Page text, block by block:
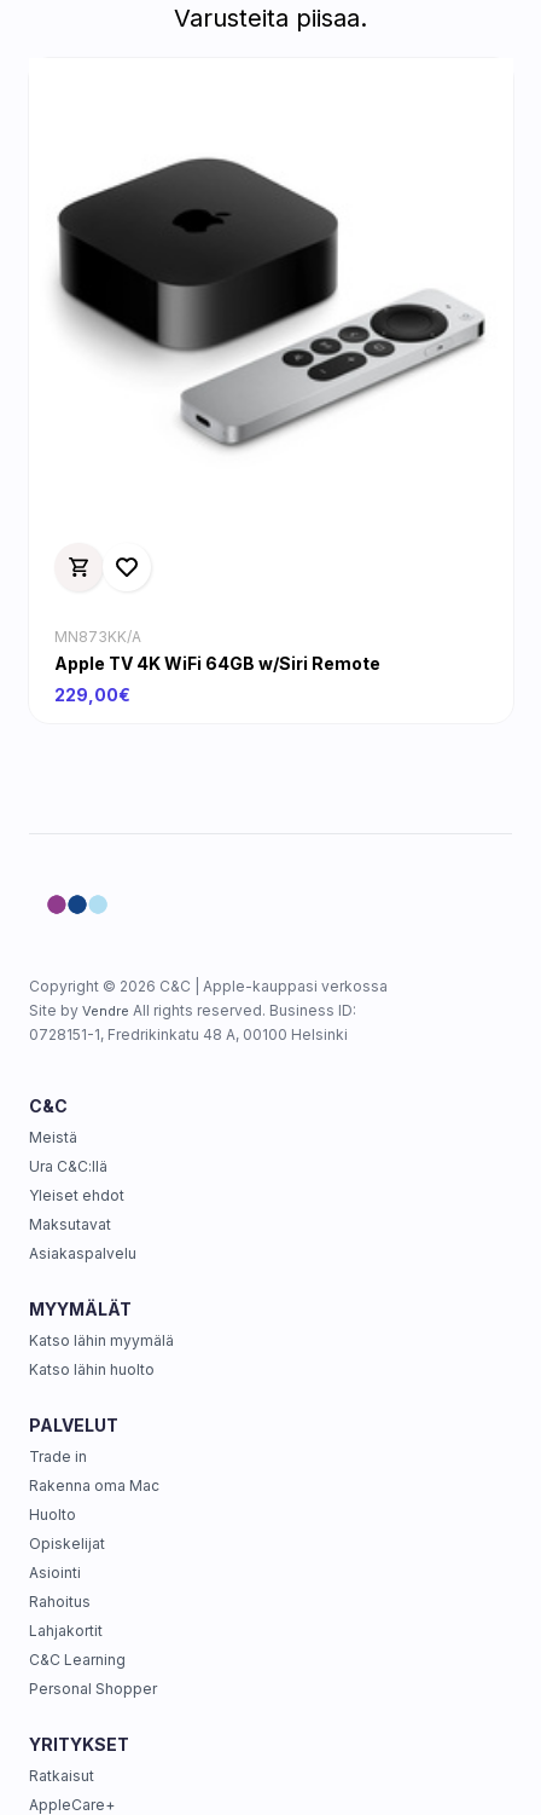
Varusteita piisaa.
MN873KK/A
Apple TV 4K WiFi 64GB w/Siri Remote
229,00€
Copyright © 2026 C&C | Apple-kauppasi verkossa
Site by Vendre All rights reserved. Business ID:
0728151-1, Fredrikinkatu 48 A, 00100 Helsinki
C&C
Meistä
Ura C&C:llä
Yleiset ehdot
Maksutavat
Asiakaspalvelu
MYYMÄLÄT
Katso lähin myymälä
Katso lähin huolto
PALVELUT
Trade in
Rakenna oma Mac
Huolto
Opiskelijat
Asiointi
Rahoitus
Lahjakortit
C&C Learning
Personal Shopper
YRITYKSET
Ratkaisut
AppleCare+